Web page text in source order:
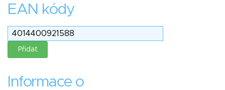
EAN kódy
Informace o